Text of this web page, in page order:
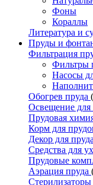
Фоны
Кораллы
Литература и
Пруды и
Фильтрация
Фильтры
Насосы
Обогрев пруда
Освещение для
Прудовая
Корм для
Декор для пруда
Средства для
Прудовые
Аэрация пруда
Стерилизаторы